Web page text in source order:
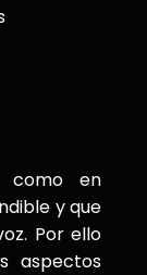
como en
y que
Por ello
aspectos